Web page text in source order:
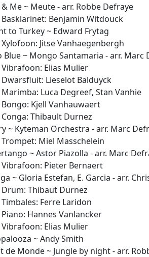
& Me ~ Meute - arr. Robbe Defraye
Basklarinet: Benjamin Witdouck
to Turkey ~ Edward Frytag
Xylofoon: Jitse Vanhaegenbergh
Blue ~ Mongo Santamaria - arr. Marc
Vibrafoon: Elias Mulier
Dwarsfluit: Lieselot Balduyck
Marimba: Luca Degreef, Stan Vanhie
Bongo: Kjell Vanhauwaert
Conga: Thibault Durnez
~ Kyteman Orchestra - arr. Marc
Trompet: Miel Masschelein
~ Astor Piazolla - arr. Marc
Vibrafoon: Pieter Bernaert
~ Gloria Estefan, E. Garcia - arr.
Drum: Thibaut Durnez
Timbales: Ferre Laridon
Piano: Hannes Vanlancker
Vibrafoon: Elias Mulier
~ Andy Smith
de Monde ~ Jungle by night - arr.